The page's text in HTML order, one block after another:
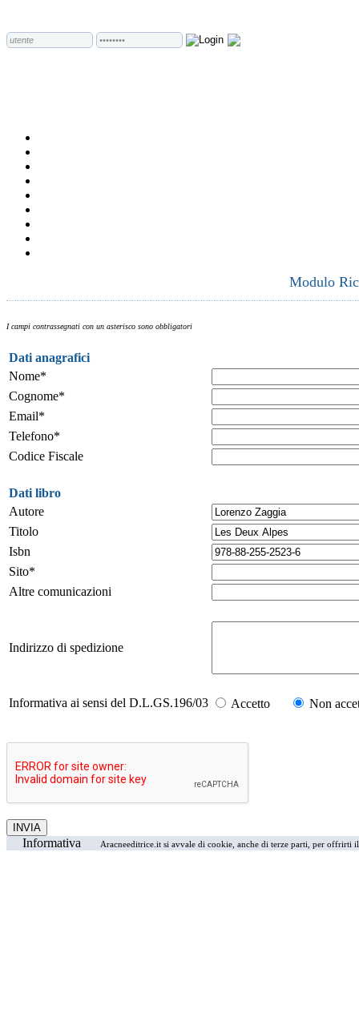
Modulo
I campi contrassegnati con un asterisco sono obbligatori
Dati anagrafici
Nome*
Cognome*
Email*
Telefono*
Codice Fiscale
Dati libro
Autore
Titolo
Isbn
Sito*
Altre comunicazioni
Indirizzo di spedizione
Informativa ai sensi del D.L.GS.196/03 Accetto Non
Informativa Aracneeditrice.it si avvale di cookie, anche di terze parti, per